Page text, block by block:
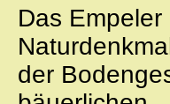
Das
der